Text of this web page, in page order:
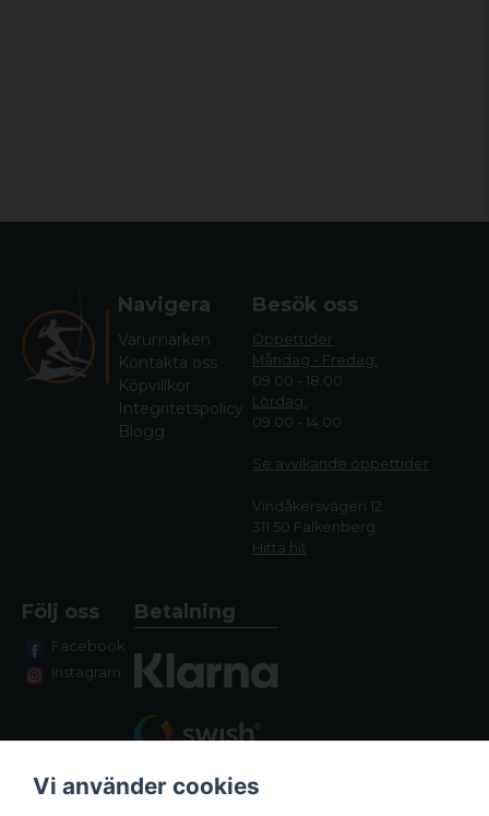
Navigera
Varumärken
Kontakta oss
Köpvillkor
Integritetspolicy
Blogg
Besök oss
Öppettider
Måndag - Fredag:
09.00 - 18.00
Lördag:
09.00 - 14.00
Se avvikande öppettider
Vindåkersvägen 12,
311 50 Falkenberg
Hitta hit
Följ oss
Facebook
Instagram
Betalning
Vi använder cookies